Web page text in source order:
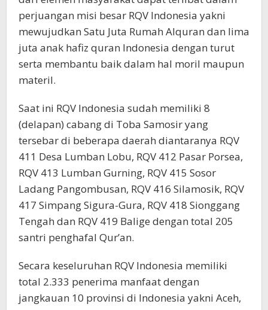
perjuangan misi besar RQV Indonesia yakni
mewujudkan Satu Juta Rumah Alquran dan lima
juta anak hafiz quran Indonesia dengan turut
serta membantu baik dalam hal moril maupun
materil.
Saat ini RQV Indonesia sudah memiliki 8
(delapan) cabang di Toba Samosir yang
tersebar di beberapa daerah diantaranya RQV
411 Desa Lumban Lobu, RQV 412 Pasar Porsea,
RQV 413 Lumban Gurning, RQV 415 Sosor
Ladang Pangombusan, RQV 416 Silamosik, RQV
417 Simpang Sigura-Gura, RQV 418 Sionggang
Tengah dan RQV 419 Balige dengan total 205
santri penghafal Qur’an.
Secara keseluruhan RQV Indonesia memiliki
total 2.333 penerima manfaat dengan
jangkauan 10 provinsi di Indonesia yakni Aceh,